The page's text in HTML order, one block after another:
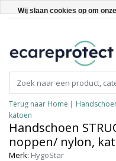
Terug naar Home |
katoen
Handschoen
noppen/ nylon,
Merk: HygoStar
Wij slaan cookies op om